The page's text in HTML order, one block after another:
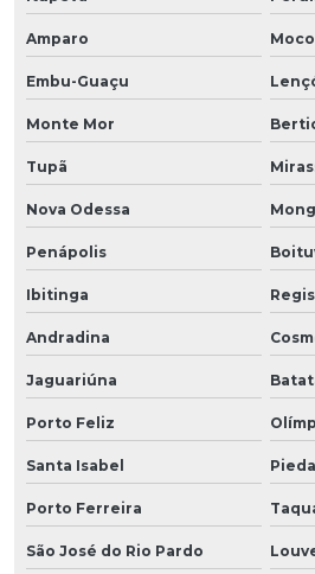
Amparo
Embu-Guaçu
Monte Mor
Tupã
Nova Odessa
Penápolis
Ibitinga
Andradina
Jaguariúna
Porto Feliz
Santa Isabel
Porto Ferreira
São José do Rio Pardo